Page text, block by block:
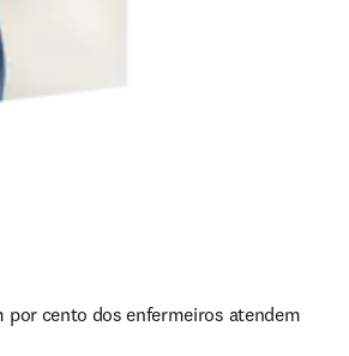
por cento dos enfermeiros atendem